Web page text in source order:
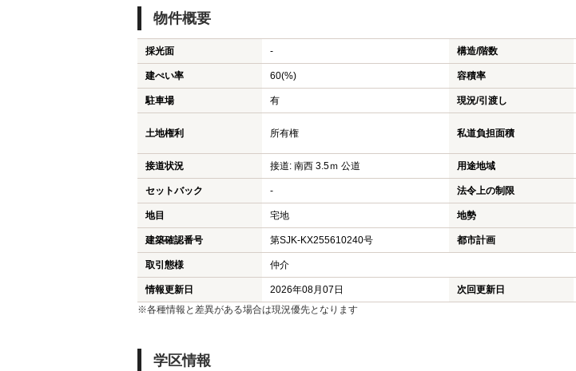
物件概要
採光面 - 構造/階数
建ぺい率 60(%) 容積率
駐車場 有 現況/引渡し
土地権利 所有権 私道負担面積
接道状況 接道: 南西 3.5ｍ 公道 用途地域
セットバック - 法令上の制限
地目 宅地 地勢
建築確認番号 第SJK-KX255610240号 都市計画
取引態様 仲介
情報更新日 2026年08月07日 次回更新日
※各種情報と差異がある場合は現況優先となります
学区情報